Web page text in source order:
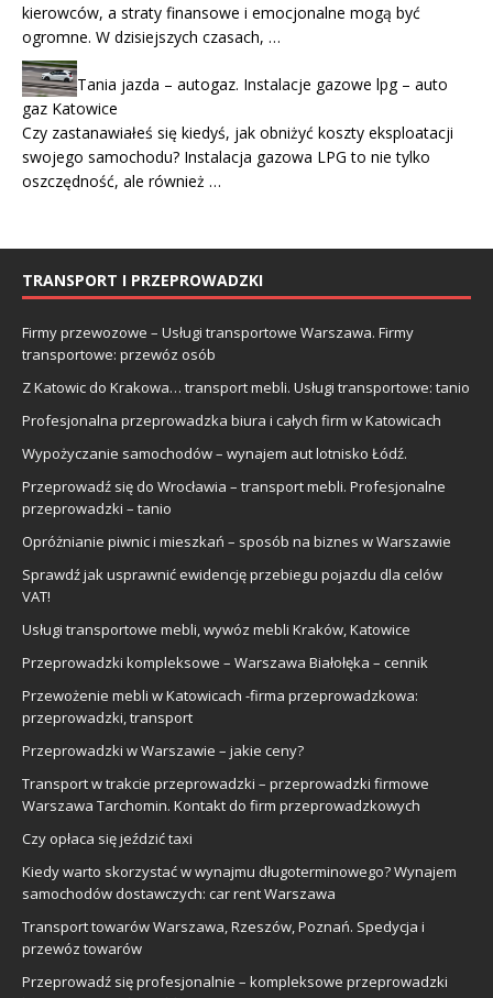
kierowców, a straty finansowe i emocjonalne mogą być
ogromne. W dzisiejszych czasach, …
Tania jazda – autogaz. Instalacje gazowe lpg – auto
gaz Katowice
Czy zastanawiałeś się kiedyś, jak obniżyć koszty eksploatacji
swojego samochodu? Instalacja gazowa LPG to nie tylko
oszczędność, ale również …
TRANSPORT I PRZEPROWADZKI
Firmy przewozowe – Usługi transportowe Warszawa. Firmy
transportowe: przewóz osób
Z Katowic do Krakowa… transport mebli. Usługi transportowe: tanio
Profesjonalna przeprowadzka biura i całych firm w Katowicach
Wypożyczanie samochodów – wynajem aut lotnisko Łódź.
Przeprowadź się do Wrocławia – transport mebli. Profesjonalne
przeprowadzki – tanio
Opróżnianie piwnic i mieszkań – sposób na biznes w Warszawie
Sprawdź jak usprawnić ewidencję przebiegu pojazdu dla celów
VAT!
Usługi transportowe mebli, wywóz mebli Kraków, Katowice
Przeprowadzki kompleksowe – Warszawa Białołęka – cennik
Przewożenie mebli w Katowicach -firma przeprowadzkowa:
przeprowadzki, transport
Przeprowadzki w Warszawie – jakie ceny?
Transport w trakcie przeprowadzki – przeprowadzki firmowe
Warszawa Tarchomin. Kontakt do firm przeprowadzkowych
Czy opłaca się jeździć taxi
Kiedy warto skorzystać w wynajmu długoterminowego? Wynajem
samochodów dostawczych: car rent Warszawa
Transport towarów Warszawa, Rzeszów, Poznań. Spedycja i
przewóz towarów
Przeprowadź się profesjonalnie – kompleksowe przeprowadzki